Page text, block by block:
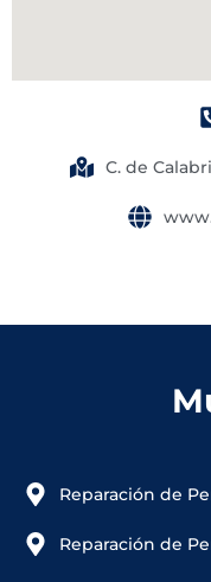
C. de
Reparación de
Reparación de